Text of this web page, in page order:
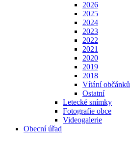
2026
2025
2024
2023
2022
2021
2020
2019
2018
Vítání občánků
Ostatní
Letecké snímky
Fotografie obce
Videogalerie
Obecní úřad